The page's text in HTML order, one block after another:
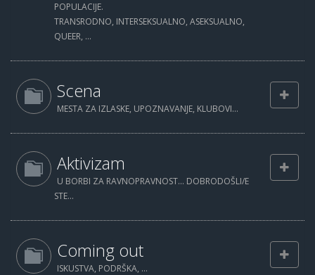
POPULACIJE.
TRANSRODNO, INTERSEKSUALNO, ASEKSUALNO,
QUEER, ...
Scena
MESTA ZA IZLASKE, UPOZNAVANJE, KLUBOVI...
Aktivizam
U BORBI ZA RAVNOPRAVNOST... DOBRODOŠLI/E
STE...
Coming out
ISKUSTVA, PODRŠKA, ...